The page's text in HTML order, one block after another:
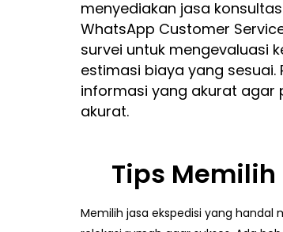
menyediakan jasa
WhatsApp Customer
survei untuk mengevaluasi
estimasi biaya yang sesuai.
informasi yang akurat agar
akurat.
Tips
Memilih jasa ekspedisi yang